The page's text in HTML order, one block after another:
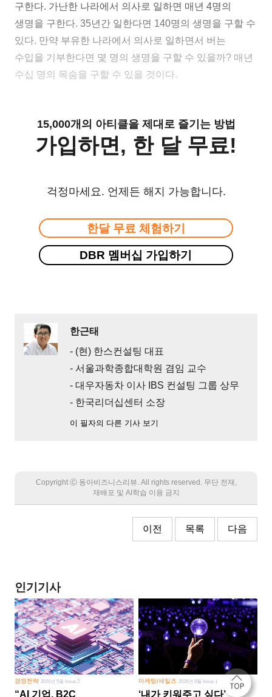
구한다. 가난한 나라에서 의사로 일하면 매년 4명의
생명을 구한다. 35년간 일한다면 140명의 생명을 구할 수
있다. 만약 부유한 나라에서 의사로 일하면서 버는
수입을 기부한다면 몇 명의 생명을 구할 수 있을까? 매년
수십 명의 목숨을 구할 수 있을 것이다.
15,000개의 아티클을 제대로 즐기는 방법
가입하면, 한 달 무료!
걱정마세요. 언제든 해지 가능합니다.
한달 무료 체험하기
DBR 멤버십 가입하기
한근태
- (현) 한스컨설팅 대표
- 서울과학종합대학원 겸임 교수
- 대우자동차 이사 IBS 컨설팅 그룹 상무
- 한국리더십센터 소장
이 필자의 다른 기사 보기
Copyright Ⓒ 동아비즈니스리뷰. All rights reserved. 무단 전재,
재배포 및 AI학습 이용 금지
이전 목록 다음
인기기사
경영전략 2026년 5월 Issue 2
“AI 기업, B2C
마케팅/세일즈 2026년 8월 Issue 1
‘내가 키워주고 싶다’